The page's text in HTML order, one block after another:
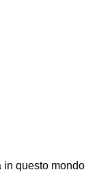
in questo mondo